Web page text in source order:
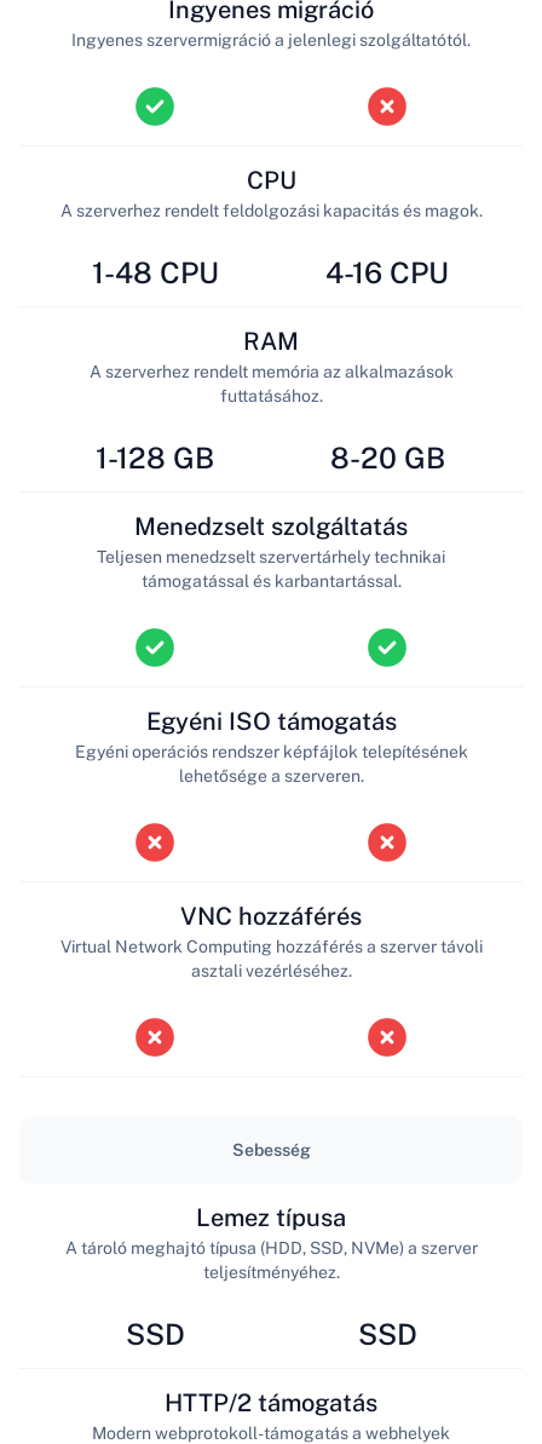
Ingyenes migráció
Ingyenes szervermigráció a jelenlegi szolgáltatótól.
1-48 CPU
CPU
A szerverhez rendelt feldolgozási kapacitás és magok.
4-16 CPU
1-128 GB
RAM
A szerverhez rendelt memória az alkalmazások
futtatásához.
8-20 GB
Menedzselt szolgáltatás
Teljesen menedzselt szervertárhely technikai
támogatással és karbantartással.
Egyéni ISO támogatás
Egyéni operációs rendszer képfájlok telepítésének
lehetősége a szerveren.
VNC hozzáférés
Virtual Network Computing hozzáférés a szerver távoli
asztali vezérléséhez.
Sebesség
SSD
Lemez típusa
A tároló meghajtó típusa (HDD, SSD, NVMe) a szerver
teljesítményéhez.
SSD
HTTP/2 támogatás
Modern webprotokoll-támogatás a webhelyek